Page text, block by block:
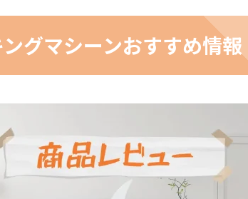
グマシーンおすすめ情報